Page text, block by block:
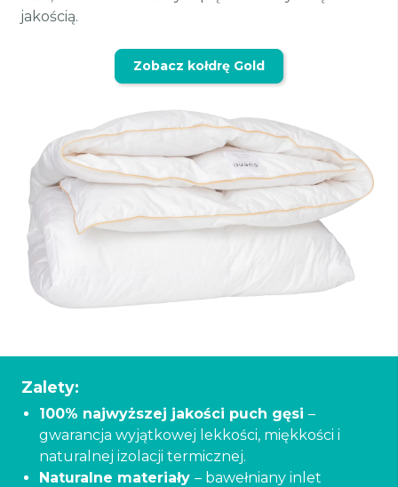
jakością.
Zobacz kołdrę Gold
Zalety:
100% najwyższej jakości puch gęsi –
gwarancja wyjątkowej lekkości, miękkości i
naturalnej izolacji termicznej.
Naturalne materiały – bawełniany inlet